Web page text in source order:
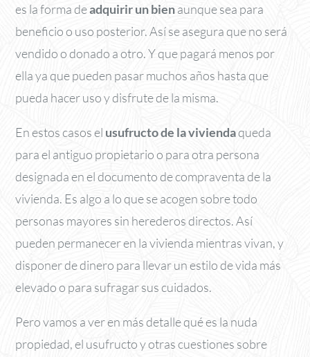
es la forma deadquirir un bienaunque sea para
beneficio o uso posterior. Así se asegura que no será
vendido o donado a otro. Y que pagará menos por
ella ya que pueden pasar muchos años hasta que
pueda hacer uso y disfrute de la misma.
En estos casos el usufructo de la viviendaqueda
para el antiguo propietario o para otra persona
designada en el documento de compraventa de la
vivienda. Es algo a lo que se acogen sobre todo
personas mayores sin herederos directos. Así
pueden permanecer en la vivienda mientras vivan, y
disponer de dinero para llevar un estilo de vida más
elevado o para sufragar sus cuidados.
Pero vamos a ver en más detalle qué es la nuda
propiedad, el usufructo y otras cuestiones sobre